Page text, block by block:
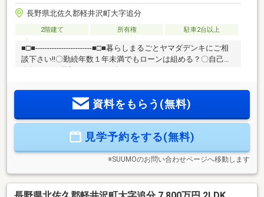
長野県北佐久郡軽井沢町大字追分
2階建て 所有権 駐車2台以上
■□■------------------------■□■暮らしまるごとヤマダデンキにご相
談下さい!!〇勤続年数１年未満でもローンは組める？〇自己資
む為の準備もお手伝い♪■内装・外装など住んでからのリフォ
ーム相談！不動産に関する色々な疑問・住むためのご準備・
資料をもらう(無料)
見学予約をする(無料)
※SUUMOのお問い合わせページへ移動します